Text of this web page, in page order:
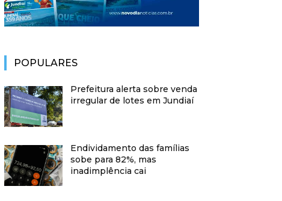
POPULARES
Prefeitura alerta sobre venda
irregular de lotes em Jundiaí
Endividamento das famílias
sobe para 82%, mas
inadimplência cai